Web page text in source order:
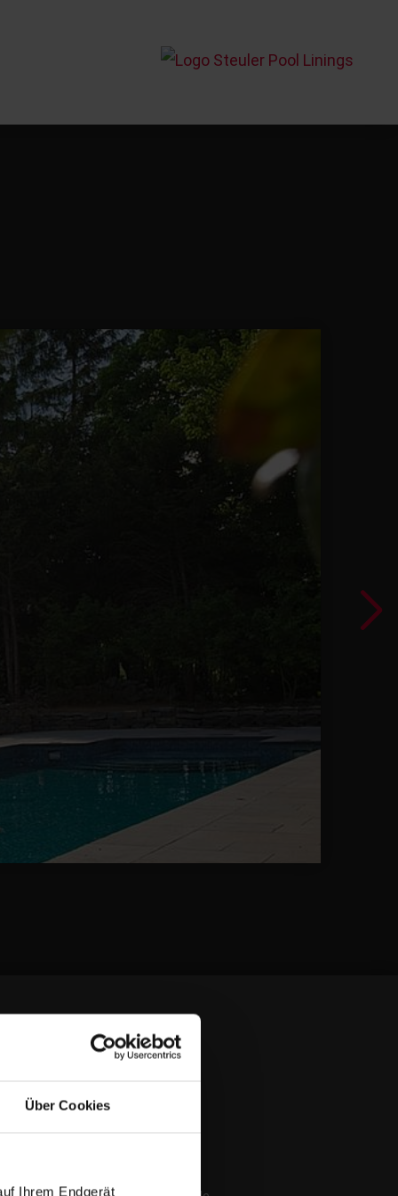
Über Cookies
Ihrem Endgerät
Kevin Kleinmann